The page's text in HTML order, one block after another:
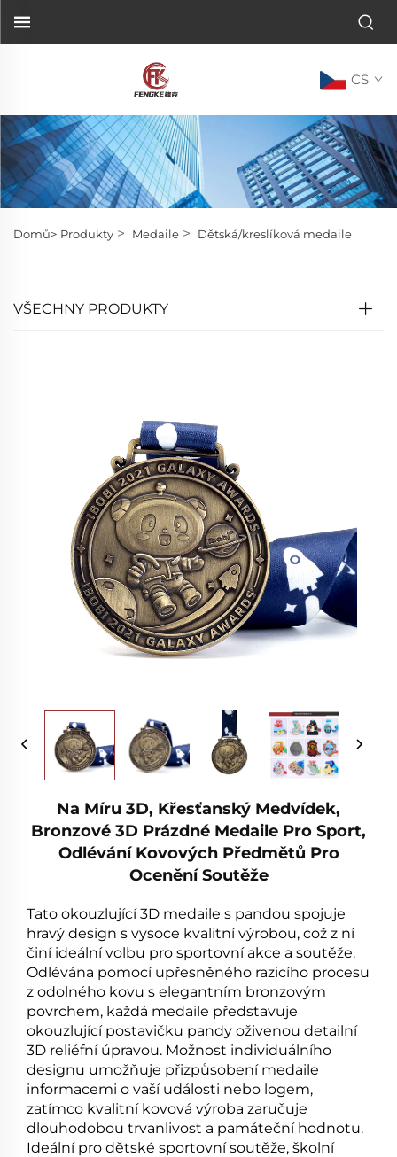
CS
Domů> Produkty > Medaile > Dětská/kreslíková medaile
VŠECHNY PRODUKTY
Na Míru 3D, Křesťanský Medvídek,
Bronzové 3D Prázdné Medaile Pro Sport,
Odlévání Kovových Předmětů Pro
Ocenění Soutěže
Tato okouzlující 3D medaile s pandou spojuje
hravý design s vysoce kvalitní výrobou, což z ní
činí ideální volbu pro sportovní akce a soutěže.
Odlévána pomocí upřesněného razicího procesu
z odolného kovu s elegantním bronzovým
povrchem, každá medaile představuje
okouzlující postavičku pandy oživenou detailní
3D reliéfní úpravou. Možnost individuálního
designu umožňuje přizpůsobení medaile
informacemi o vaší události nebo logem,
zatímco kvalitní kovová výroba zaručuje
dlouhodobou trvanlivost a památeční hodnotu.
Ideální pro dětské sportovní soutěže, školní